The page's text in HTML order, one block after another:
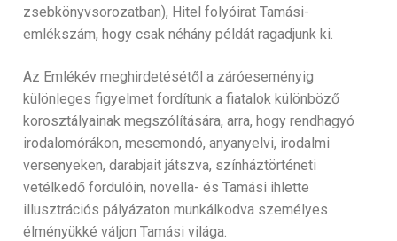
zsebkönyvsorozatban), Hitel folyóirat Tamási-
emlékszám, hogy csak néhány példát ragadjunk ki.
Az Emlékév meghirdetésétől a záróeseményig
különleges figyelmet fordítunk a fiatalok különböző
korosztályainak megszólítására, arra, hogy rendhagyó
irodalomórákon, mesemondó, anyanyelvi, irodalmi
versenyeken, darabjait játszva, színháztörténeti
vetélkedő fordulóin, novella- és Tamási ihlette
illusztrációs pályázaton munkálkodva személyes
élményükké váljon Tamási világa.